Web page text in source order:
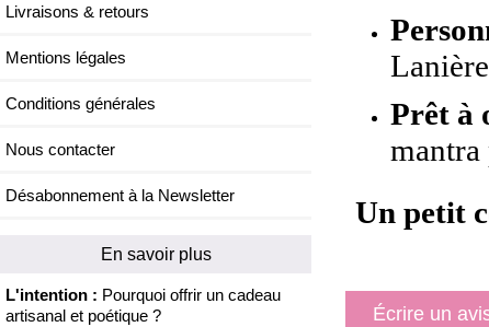
Livraisons & retours
Mentions légales
Conditions générales
Nous contacter
Désabonnement à la Newsletter
En savoir plus
L'intention : Pourquoi offrir un cadeau
artisanal et poétique ?
Prêt à
mantra
Un petit
Écrire un